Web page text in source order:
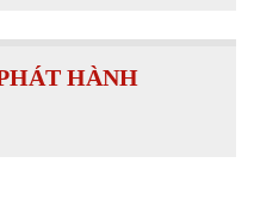
HÀNH